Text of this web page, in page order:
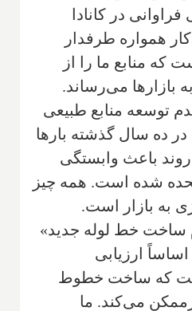
در کانادا
همواره طرفدار
که منابع ما را از
بازارها می‌رساند.
توسعه منابع طبیعی
در ده سال گذشته بارها
روند باعث وابستگی
شده است. همه چیز
به بازار است.
ساخت خط لوله جدید»
ارزیابی
که ساخت خطوط
می‌کند. ما